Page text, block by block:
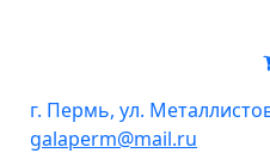
г. Пермь, ул.
galaperm@mail.ru